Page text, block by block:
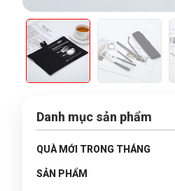
Danh mục sản phẩm
QUÀ MỚI TRONG THÁNG
SẢN PHẨM